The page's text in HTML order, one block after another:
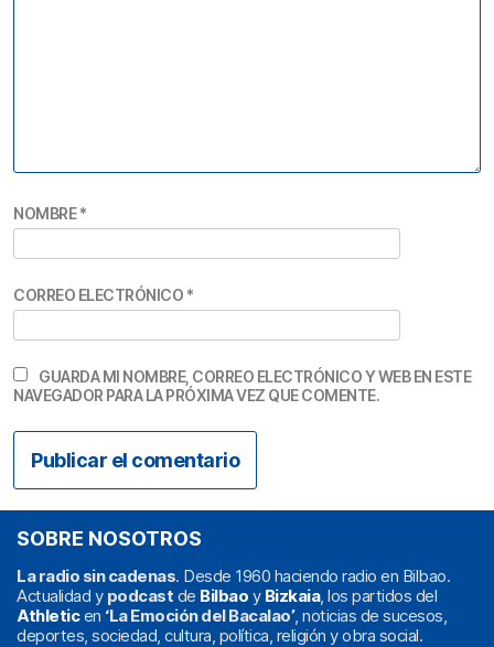
NOMBRE*
CORREO ELECTRÓNICO *
GUARDA MI NOMBRE, CORREO ELECTRÓNICO Y WEB EN ESTE
NAVEGADOR PARA LA PRÓXIMA VEZ QUE COMENTE.
SOBRE NOSOTROS
La radio sin cadenas. Desde 1960 haciendo radio en Bilbao.
Actualidad y podcast de Bilbao y Bizkaia, los partidos del
Athleticen ‘La Emoción del Bacalao’, noticias de sucesos,
deportes, sociedad, cultura, política, religión y obra social.